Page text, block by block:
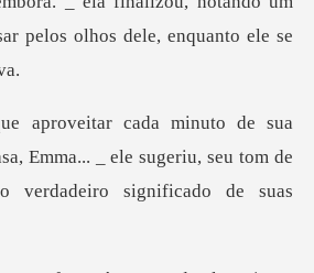
pelos olhos
Emma... _ ele sugeriu, seu tom de